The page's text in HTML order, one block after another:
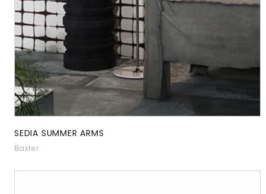
SEDIA SUMMER ARMS
Baxter